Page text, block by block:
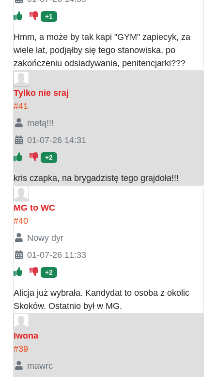
+1
Hmm, a może by tak kapi "GYM" zapiecyk, za
wiele lat, podjąłby się tego stanowiska, po
zakończeniu odsiadywania, penitencjarki???
Tylko nie sraj
#41
metą!!!
01-07-26 14:31
+2
kris czapka, na brygadzistę tego grajdoła!!!
MG to WC
#40
Nowy dyr
01-07-26 11:33
+2
Alicja już wybrała. Kandydat to osoba z okolic
Skoków. Ostatnio był w MG.
Iwona
#39
mawrc